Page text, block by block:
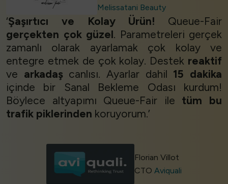
Melissatani Beauty
‘Şaşırtıcı ve Kolay Ürün! Queue-Fair
gerçekten çok güzel. Parametreleri gerçek
zamanlı olarak ayarlamak çok kolay ve
entegre etmek de çok kolay. Destek reaktif
ve arkadaşcanlısı. Ayarlar dahil 15 dakika
içinde bir Sanal Bekleme Odası kurdum!
Böylece altyapımı Queue-Fair ile tüm bu
trafik piklerinden koruyorum.’
Florian Villot
CTOAviquali